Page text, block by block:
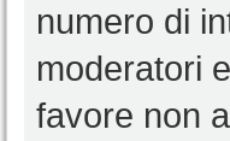
numero di
moderatori
favore non